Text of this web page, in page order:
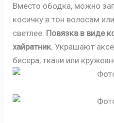
Вместо ободка, можно
косичку в тон волосам
светлее. Повязка в виде
хайратник. Украшают
бисера, ткани или